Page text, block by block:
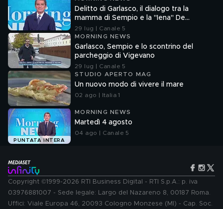
Delitto di Garlasco, il dialogo tra la
mamma di Sempio e la "Iena" De
Giuseppe nel 2022
29 lug | Canale 5
MORNING NEWS
Garlasco, Sempio e lo scontrino del
parcheggio di Vigevano
29 lug | Canale 5
STUDIO APERTO MAG
Un nuovo modo di vivere il mare
02 ago | Italia 1
PUNTATA INTERA
MORNING NEWS
Martedì 4 agosto
04 ago | Canale 5
Copyright ©1999-2026 RTI Business Digital - RTI S.p.A.: p. iva
03976881007 - Sede legale: Largo del Nazareno 8, 00187 Roma.
Uffici: Viale Europa 46, 20093 Cologno Monzese (MI) - Cap. Soc.